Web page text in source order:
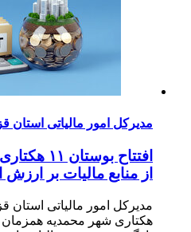
مدیرکل امور مالیاتی استان
افتتاح
از منابع مالیات بر ارزش
هکتاری شهر محمدیه همزمان